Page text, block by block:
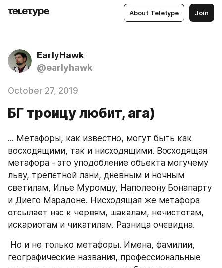
About Teletype Join
EarlyHawk
@earlyhawk
October 27, 2019
БГ троицу любит, ага)
... Метафоры, как известно, могут быть как
восходящими, так и нисходящими. Восходящая
метафора - это уподобление объекта могучему
льву, трепетной лани, дневным и ночным
светилам, Илье Муромцу, Наполеону Бонапарту
и Диего Марадоне. Нисходящая же метафора
отсылает нас к червям, шакалам, нечистотам,
искариотам и чикатилам. Разница очевидна.
географические названия, профессиональные